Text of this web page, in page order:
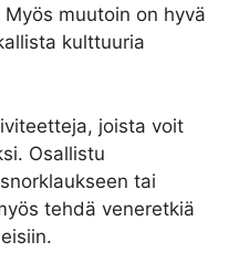
muutoin on hyvä
kulttuuria
joista voit
Osallistu
tai
tehdä veneretkiä